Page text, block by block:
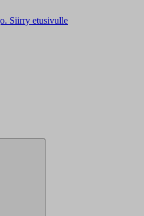
Siirry etusivulle